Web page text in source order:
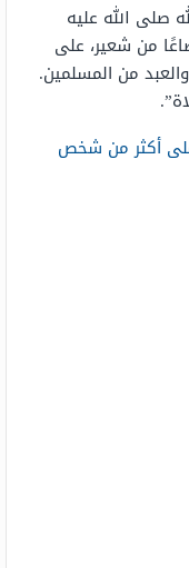
صلى الله عليه
من شعير، على
والعبد من المسلمين.
أكثر من شخص